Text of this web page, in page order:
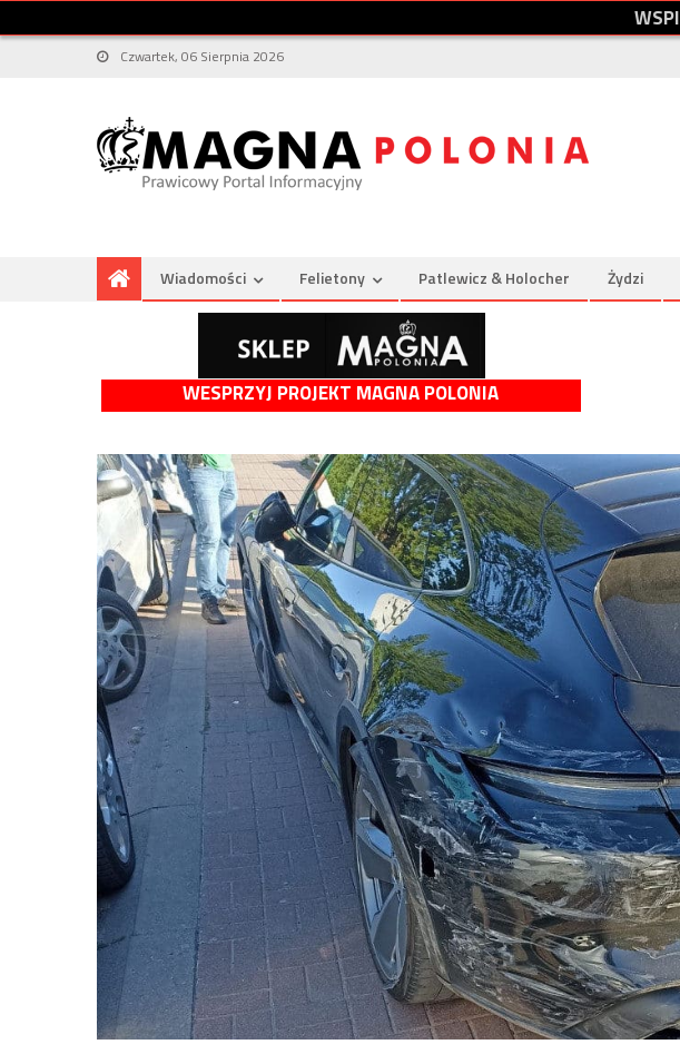
WSPI
Czwartek, 06 Sierpnia 2026
Wiadomości Felietony Patlewicz & Holocher Żydzi
WESPRZYJ PROJEKT MAGNA POLONIA